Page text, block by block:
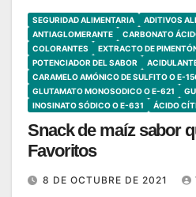
SEGURIDAD ALIMENTARIA
ADITIVOS
ANTIAGLOMERANTE
CARBONATO
COLORANTES
EXTRACTO DE
POTENCIADOR DEL SABOR
CARAMELO AMÓNICO DE SULFITO O E-
GLUTAMATO MONOSODICO O E-621
INOSINATO SÓDICO O E-631
ÁCIDO
Snack de maíz sabor
Favoritos
8 DE OCTUBRE DE 2021